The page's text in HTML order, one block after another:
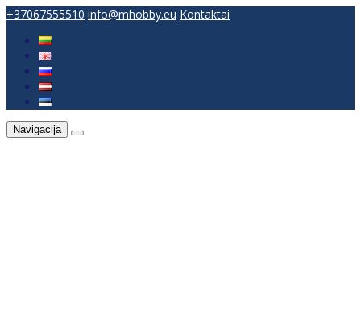
+37067555510 info@mhobby.eu Kontaktai
Navigacija